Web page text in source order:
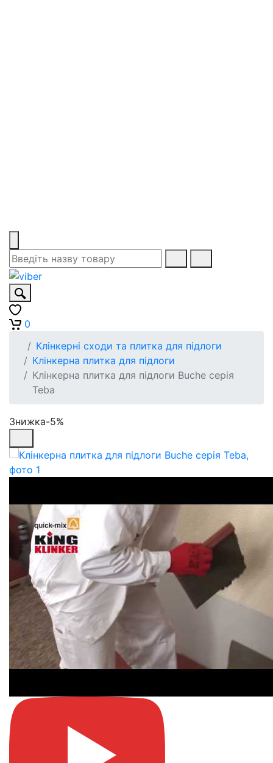
0
Клінкерні сходи та плитка для підлоги
Клінкерна плитка для підлоги
Клінкерна плитка для підлоги Buche серія
Teba
Знижка-5%